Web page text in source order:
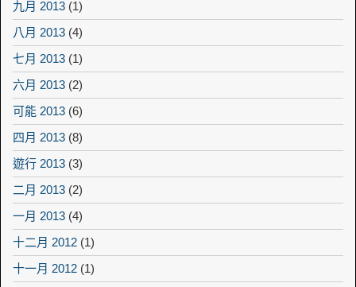
九月 2013 (1)
八月 2013 (4)
七月 2013 (1)
六月 2013 (2)
可能 2013 (6)
四月 2013 (8)
遊行 2013 (3)
二月 2013 (2)
一月 2013 (4)
十二月 2012 (1)
十一月 2012 (1)